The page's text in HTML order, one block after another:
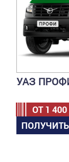
УАЗ
ОТ 1